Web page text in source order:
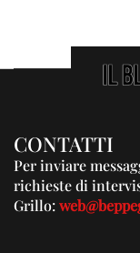
CONTATTI
Per inviare
richieste di
Grillo: